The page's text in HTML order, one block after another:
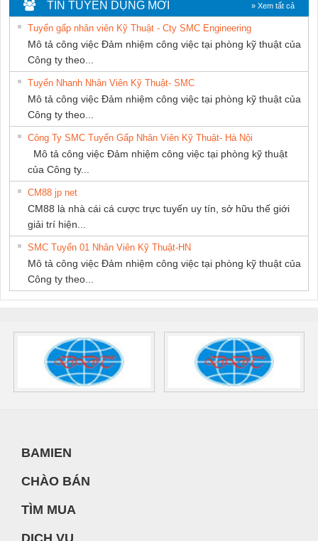
THƯỢNG ĐÌNH
SETSUBI VIỆT
NAM
TIN TUYỂN DỤNG MỚI » Xem tất cả
Tuyển gấp nhân viên Kỹ Thuật - Cty SMC Engineering
Mô tả công việc Đảm nhiệm công việc tại phòng kỹ thuật của
Công ty theo...
Tuyển Nhanh Nhân Viên Kỹ Thuật- SMC
Mô tả công việc Đảm nhiệm công việc tại phòng kỹ thuật của
Công ty theo...
Công Ty SMC Tuyển Gấp Nhân Viên Kỹ Thuật- Hà Nội
Mô tả công việc Đảm nhiệm công việc tại phòng kỹ thuật
của Công ty...
CM88 jp net
CM88 là nhà cái cá cược trực tuyến uy tín, sở hữu thế giới
giải trí hiện...
SMC Tuyển 01 Nhân Viên Kỹ Thuật-HN
Mô tả công việc Đảm nhiệm công việc tại phòng kỹ thuật của
Công ty theo...
BAMIEN
CHÀO BÁN
TÌM MUA
DỊCH VỤ